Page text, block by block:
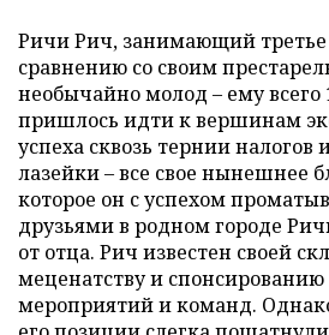
Ричи Рич, занимающий третье
сравнению со своим
необычайно молод – ему всего
пришлось идти к вершинам
успеха сквозь тернии налогов
лазейки – все свое нынешнее
которое он с успехом
друзьями в родном городе
от отца. Рич известен своей
меценатству и
мероприятий и команд.